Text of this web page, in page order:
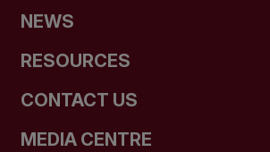
NEWS
RESOURCES
CONTACT US
MEDIA CENTRE